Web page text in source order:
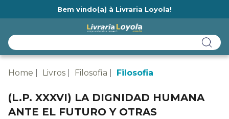
Bem vindo(a) à Livraria Loyola!
Home Livros Filosofia Filosofia
(L.P. XXXVI) LA DIGNIDAD HUMANA
ANTE EL FUTURO Y OTRAS